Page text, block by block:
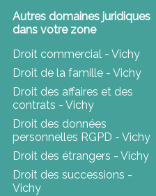
Autres domaines juridiques
dans votre zone
Droit commercial - Vichy
Droit de la famille - Vichy
Droit des affaires et des
contrats - Vichy
Droit des données
personnelles RGPD - Vichy
Droit des étrangers - Vichy
Droit des successions -
Vichy